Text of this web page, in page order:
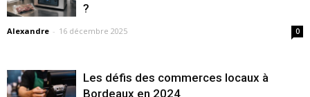
?
Alexandre - 16 décembre 2025 0
Les défis des commerces locaux à
Bordeaux en 2024